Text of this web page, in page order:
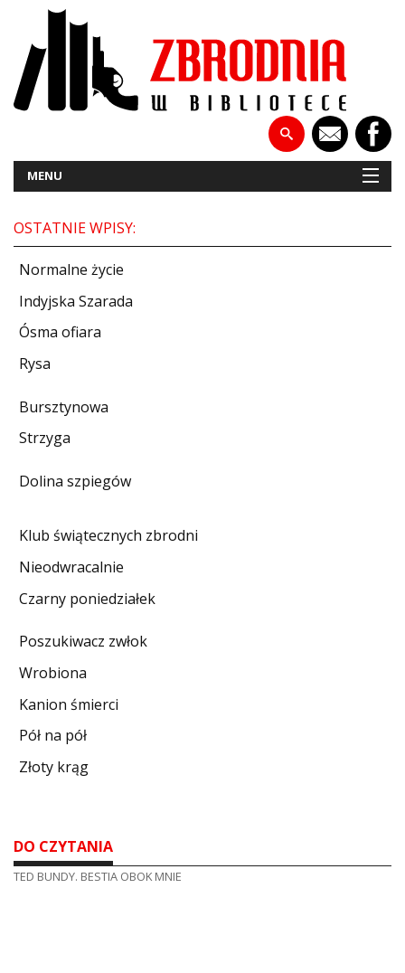
MENU
PATRONATY
WYWIADY
RECENZJE
DO CZYTANIA
KONTAKT
OSTATNIE WPISY:
Normalne życie
Indyjska Szarada
Ósma ofiara
Rysa
Bursztynowa
Strzyga
Dolina szpiegów
Klub świątecznych zbrodni
Nieodwracalnie
Czarny poniedziałek
Poszukiwacz zwłok
Wrobiona
Kanion śmierci
Pół na pół
Złoty krąg
DO CZYTANIA
TED BUNDY. BESTIA OBOK MNIE